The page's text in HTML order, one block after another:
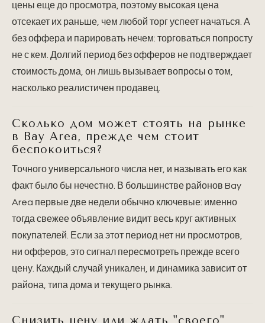
цены еще до просмотра, поэтому высокая цена
отсекает их раньше, чем любой торг успеет начаться. А
без оффера и парировать нечем: торговаться попросту
не с кем. Долгий период без офферов не подтверждает
стоимость дома, он лишь вызывает вопросы о том,
насколько реалистичен продавец.
Сколько дом может стоять на рынке
в Bay Area, прежде чем стоит
беспокоиться?
Точного универсального числа нет, и называть его как
факт было бы нечестно. В большинстве районов Bay
Area первые две недели обычно ключевые: именно
тогда свежее объявление видит весь круг активных
покупателей. Если за этот период нет ни просмотров,
ни офферов, это сигнал пересмотреть прежде всего
цену. Каждый случай уникален, и динамика зависит от
района, типа дома и текущего рынка.